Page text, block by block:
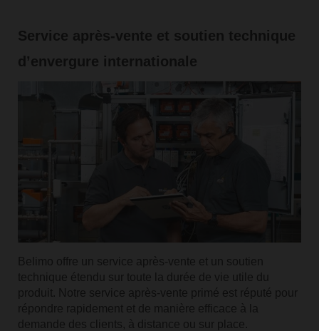
Service après-vente et soutien technique
d’envergure internationale
Belimo offre un service après-vente et un soutien
technique étendu sur toute la durée de vie utile du
produit. Notre service après-vente primé est réputé pour
répondre rapidement et de manière efficace à la
demande des clients, à distance ou sur place.